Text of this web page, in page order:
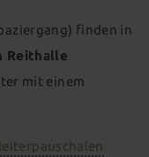
finden in
Reithalle
mit einem